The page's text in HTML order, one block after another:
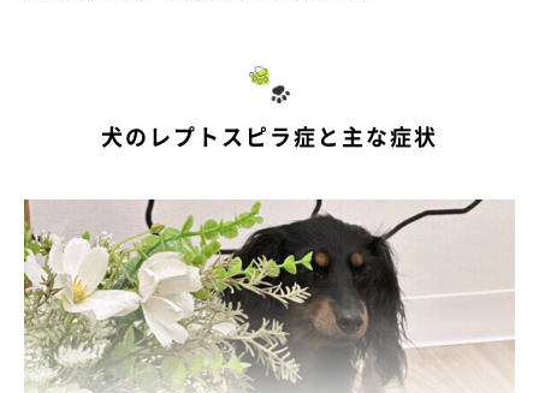
犬のレプトスピラ症と主な症状